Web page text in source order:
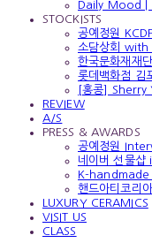
Daily Mood |
STOCKISTS
공예정원
소담상회
한국문화재재
롯데백화점
[홍콩]
REVIEW
A/S
PRESS & AWARDS
공예정원
네이버 선물
K-handmade
핸드아티코리
LUXURY CERAMICS
VISIT US
CLASS